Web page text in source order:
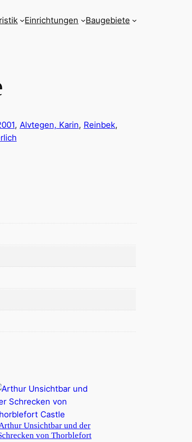
Einrichtungen Baugebiete
, Alvtegen, Karin, Reinbek
Unsichtbar und der
von Thorblefort